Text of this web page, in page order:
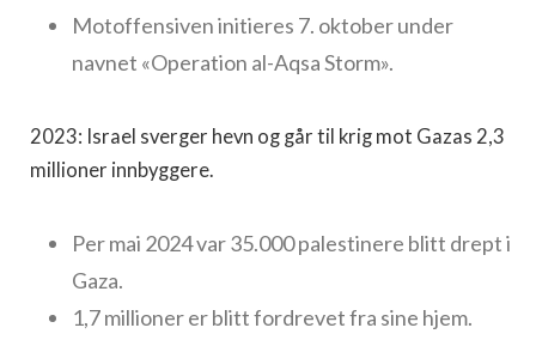
Motoffensiven initieres 7. oktober under
navnet «Operation al-Aqsa Storm».
2023: Israel sverger hevn og går til krig mot Gazas 2,3
millioner innbyggere.
Per mai 2024 var 35.000 palestinere blitt drept i
Gaza.
1,7 millioner er blitt fordrevet fra sine hjem.